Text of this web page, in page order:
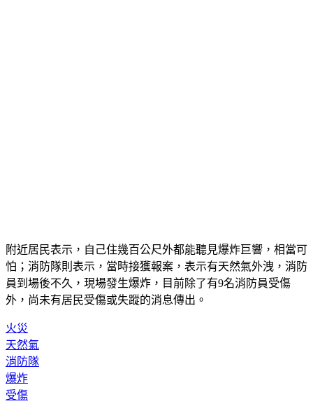
附近居民表示，自己住幾百公尺外都能聽見爆炸巨響，相當可
怕；消防隊則表示，當時接獲報案，表示有天然氣外洩，消防
員到場後不久，現場發生爆炸，目前除了有9名消防員受傷
外，尚未有居民受傷或失蹤的消息傳出。
火災
天然氣
消防隊
爆炸
受傷